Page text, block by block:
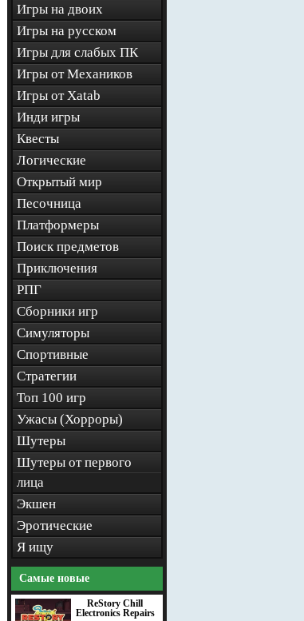
Игры на двоих
Игры на русском
Игры для слабых ПК
Игры от Механиков
Игры от Xatab
Инди игры
Квесты
Логические
Открытый мир
Песочница
Платформеры
Поиск предметов
Приключения
РПГ
Сборники игр
Симуляторы
Спортивные
Стратегии
Топ 100 игр
Ужасы (Хорроры)
Шутеры
Шутеры от первого
лица
Экшен
Эротические
Я ищу
Самые новые
ReStory Chill
Electronics Repairs